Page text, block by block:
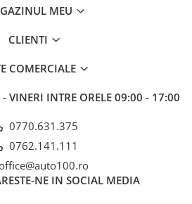
MEU
CLIENTI
COMERCIALE
VINERI INTRE ORELE 09:00 - 17:00
0770.631.375
0762.141.111
NE IN SOCIAL MEDIA